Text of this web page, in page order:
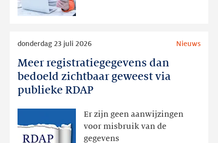
Meer registratiegegevens dan
bedoeld zichtbaar geweest via
publieke RDAP
donderdag 23 juli 2026 Nieuws
Er zijn geen aanwijzingen
voor misbruik van de
gegevens
Meer
registratiegegevens
bedoeld
zichtbaar